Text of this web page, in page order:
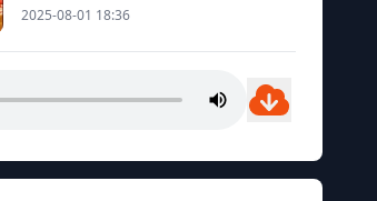
2025-08-01 18:36